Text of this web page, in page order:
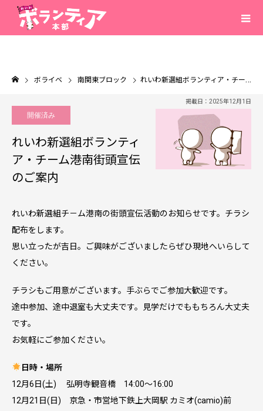
ボライベ 南関東ブロック れいわ新選組ボランティア・チーム港南街頭宣伝のご案内
掲載日：2025年12月1日
開催済み
れいわ新選組ボランティ
ア・チーム港南街頭宣伝
のご案内
れいわ新選組チ－ム港南の街頭宣伝活動のお知らせです。チラシ
配布をします。
思い立ったが吉日。ご興味がございましたらぜひ現地へいらして
ください。
チラシもご用意がございます。手ぶらでご参加大歓迎です。
途中参加、途中退室も大丈夫です。見学だけでももちろん大丈夫
です。
お気軽にご参加ください。
日時・場所
12月6日(土) 弘明寺観音橋 14:00〜16:00
12月21日(日) 京急・市営地下鉄上大岡駅 カミオ(camio)前